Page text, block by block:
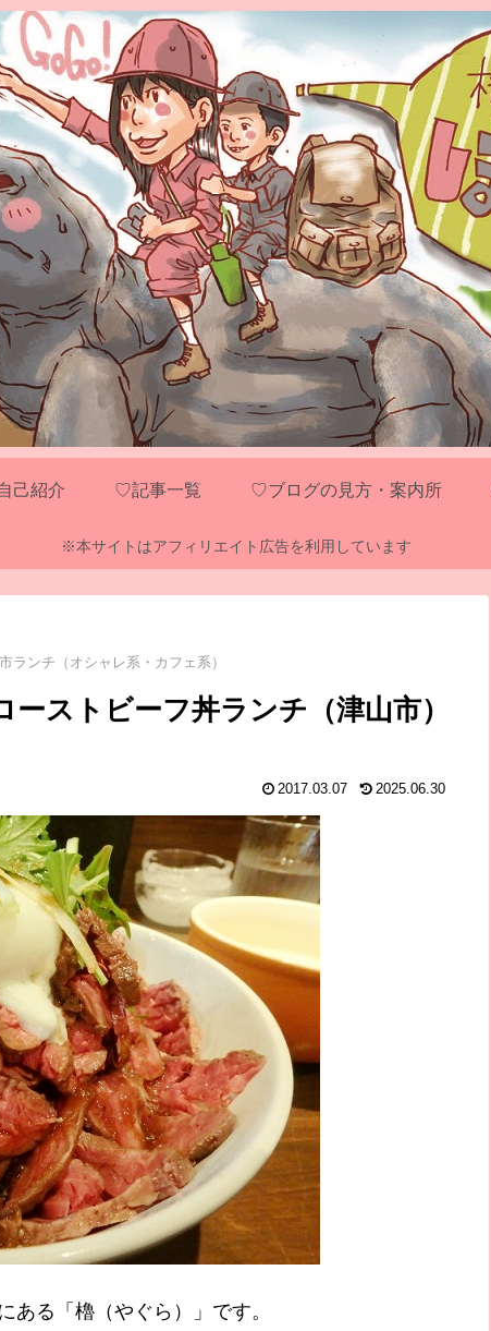
己紹介 ♡記事一覧 ♡ブログの見方・案内所
※本サイトはアフィリエイト広告を利用しています
ランチ（オシャレ系・カフェ系）
ストビーフ丼ランチ（津山市）
2017.03.07 2025.06.30
る「櫓（やぐら）」です。